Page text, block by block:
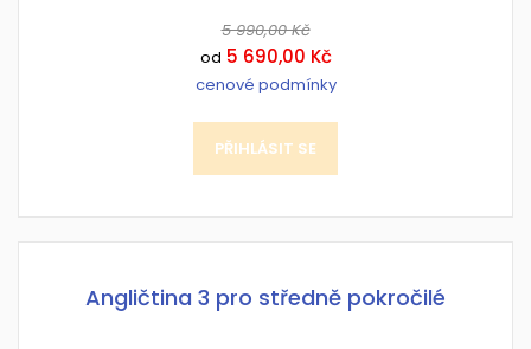
5 990,00 Kč
od 5 690,00 Kč
cenové podmínky
PŘIHLÁSIT SE
Angličtina 3 pro středně pokročilé